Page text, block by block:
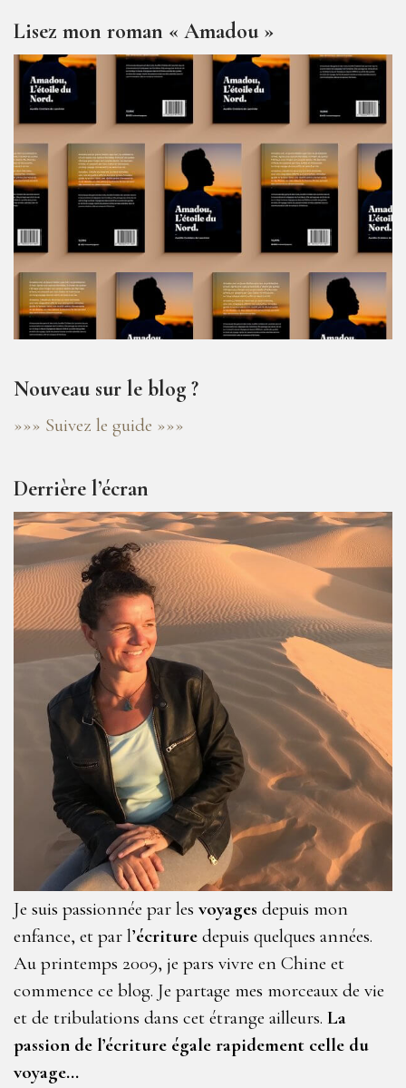
Lisez mon roman « Amadou »
Nouveau sur le blog ?
»»» Suivez le guide »»»
Derrière l’écran
Je suis passionnée par les voyages depuis mon
enfance, et par l’écriture depuis quelques années.
Au printemps 2009, je pars vivre en Chine et
commence ce blog. Je partage mes morceaux de vie
et de tribulations dans cet étrange ailleurs. La
passion de l’écriture égale rapidement celle du
voyage…